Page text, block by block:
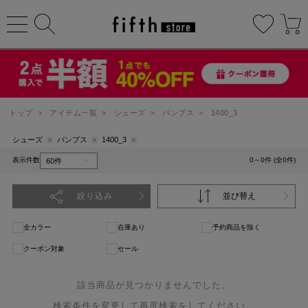
トップ > アイテム一覧 > シューズ > パンプス > 1400_3
シューズ パンプス 1400_3
表示件数 0～0件 (全0件)
絞り込み 並び替え
全カラー 在庫あり 予約商品を除く
クーポン対象 セール
該当商品が見つかりませんでした。
検索条件を変更して再度検索をしてください。